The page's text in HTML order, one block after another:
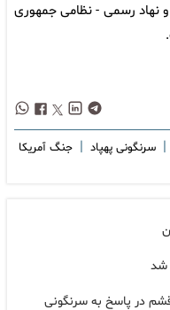
نهاد رسمی - نظامی جمهوری
| سرنگونی پهپاد | جنگ آمریکا
در پاسخ به سرنگونی